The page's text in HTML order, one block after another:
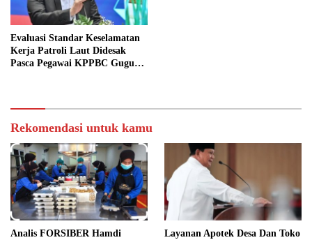
Evaluasi Standar Keselamatan
Kerja Patroli Laut Didesak
Pasca Pegawai KPPBC Gugur
Rekomendasi untuk kamu
Analis FORSIBER Hamdi
Layanan Apotek Desa Dan Toko